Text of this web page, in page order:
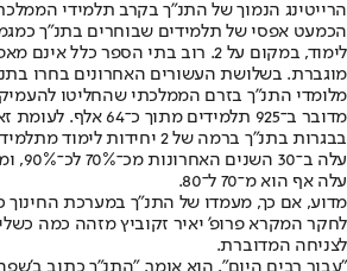
הרייטינג הנמוך של התנ"ך בקרב תלמידי
לימוד, במקום על 2. רוב בתי הספר
מדובר ב־925 תלמידים
בבגרות בתנ"ך ברמה של 2 יחידות
עלה
עלה אף הוא מ־70 ל־80.
מדוע, אם כך, מעמדו של התנ"ך במערכת החינוך
לחקר המקרא פרופ' יאיר זקוביץ מזהה כמה
לצניחה המדוברת.